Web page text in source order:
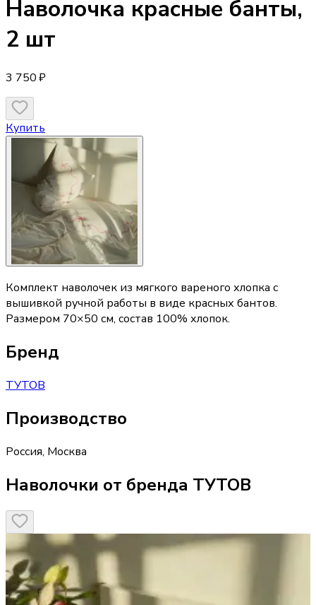
Наволочка красные банты,
2 шт
3 750 ₽
Купить
Комплект наволочек из мягкого вареного хлопка с
вышивкой ручной работы в виде красных бантов.
Размером 70×50 см, состав 100% хлопок.
Бренд
ТУТОВ
Производство
Россия, Москва
Наволочки от бренда ТУТОВ